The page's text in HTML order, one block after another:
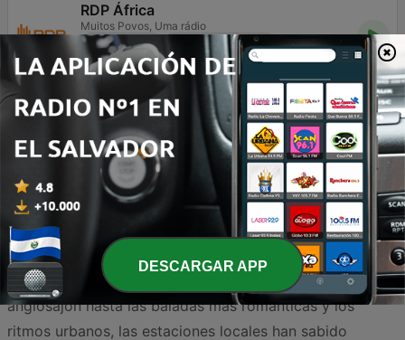
RDP África
Muitos Povos, Uma rádio
Internacional
Músicas del mundo
711
101.5 FM
Explora lo mejor de la música internacional a través del
dial salvadoreño. En El Salvador, la oferta de emisoras
que transmiten éxitos globales es amplia y variada,
permitiendo a los oyentes disfrutar de los ritmos que
marcan tendencia en todo el mundo. Desde el pop
anglosajón hasta las baladas más románticas y los
ritmos urbanos, las estaciones locales han sabido
DESCARGAR APP